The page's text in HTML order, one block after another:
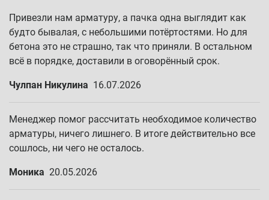
Привезли нам арматуру, а пачка одна выглядит как
будто бывалая, с небольшими потёртостями. Но для
бетона это не страшно, так что приняли. В остальном
всё в порядке, доставили в оговорённый срок.
Чулпан Никулина 16.07.2026
Менеджер помог рассчитать необходимое количество
арматуры, ничего лишнего. В итоге действительно все
сошлось, ни чего не осталось.
Моника 20.05.2026